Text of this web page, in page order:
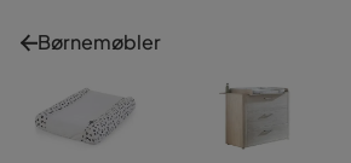
Børnemøbler